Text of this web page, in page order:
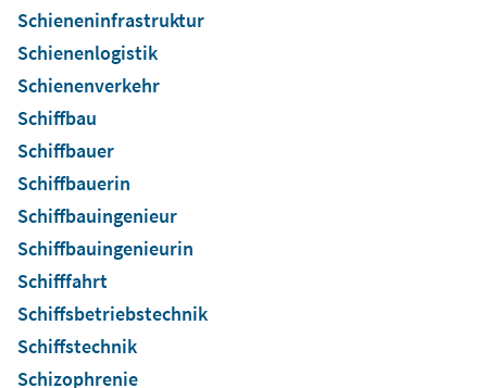
Schieneninfrastruktur
Schienenlogistik
Schienenverkehr
Schiffbau
Schiffbauer
Schiffbauerin
Schiffbauingenieur
Schiffbauingenieurin
Schifffahrt
Schiffsbetriebstechnik
Schiffstechnik
Schizophrenie